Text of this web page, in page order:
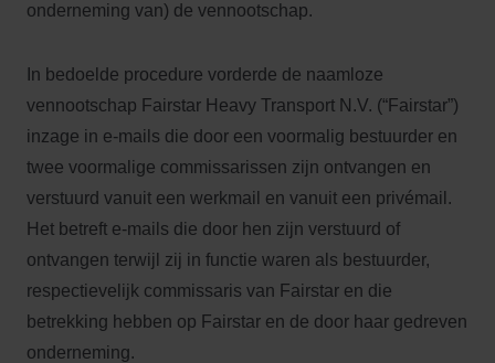
onderneming van) de vennootschap.
In bedoelde procedure vorderde de naamloze
vennootschap Fairstar Heavy Transport N.V. (“Fairstar”)
inzage in e-mails die door een voormalig bestuurder en
twee voormalige commissarissen zijn ontvangen en
verstuurd vanuit een werkmail en vanuit een privémail.
Het betreft e-mails die door hen zijn verstuurd of
ontvangen terwijl zij in functie waren als bestuurder,
respectievelijk commissaris van Fairstar en die
betrekking hebben op Fairstar en de door haar gedreven
onderneming.